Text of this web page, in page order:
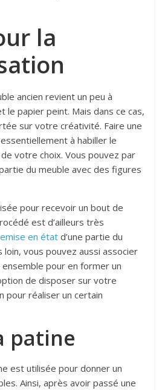
la
ancien revient un peu à
le papier peint. Mais dans ce cas,
sur votre créativité. Faire une
à habiller le
votre choix. Vous pouvez par
du meuble avec des figures
pour recevoir un bout de
est d’ailleurs très
en état d’une partie du
loin, vous pouvez aussi associer
pour en former un
de disposer sur votre
pour réaliser un certain
patine
est utilisée pour donner un
Ainsi, après avoir passé une